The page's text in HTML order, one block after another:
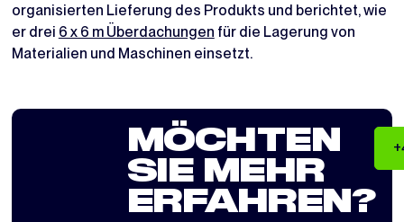
organisierten Lieferung des Produkts und berichtet, wie
er drei 6 x 6 m Überdachungen für die Lagerung von
Materialien und Maschinen einsetzt.
MÖCHTEN
SIE MEHR
ERFAHREN?